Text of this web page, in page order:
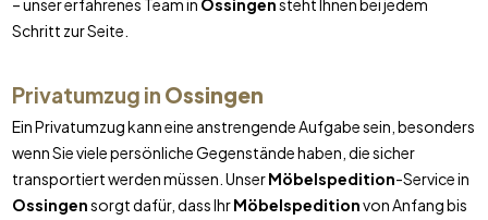
– unser erfahrenes Team in Ossingensteht Ihnen bei jedem
Schritt zur Seite.
Privatumzug in Ossingen
Ein Privatumzug kann eine anstrengende Aufgabe sein, besonders
wenn Sie viele persönliche Gegenstände haben, die sicher
transportiert werden müssen. UnserMöbelspedition-Service in
Ossingensorgt dafür, dass IhrMöbelspeditionvon Anfang bis